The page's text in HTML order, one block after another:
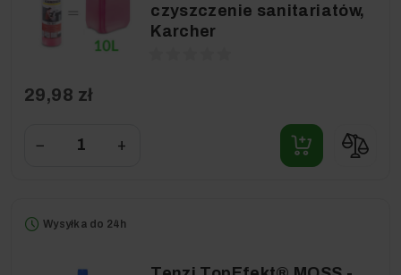
czyszczenie sanitariatów,
Karcher
29,98 zł
− +
Wysyłka do 24h